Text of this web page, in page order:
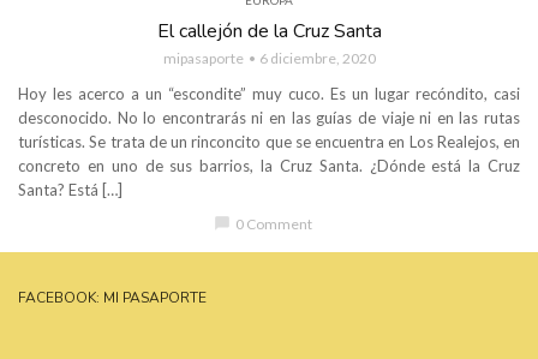
El callejón de la Cruz Santa
mipasaporte 6 diciembre, 2020
Hoy les acerco a un “escondite” muy cuco. Es un lugar recóndito, casi
desconocido. No lo encontrarás ni en las guías de viaje ni en las rutas
turísticas. Se trata de un rinconcito que se encuentra en Los Realejos, en
concreto en uno de sus barrios, la Cruz Santa. ¿Dónde está la Cruz
Santa? Está […]
chat_bubble 0 Comment
FACEBOOK: MI PASAPORTE